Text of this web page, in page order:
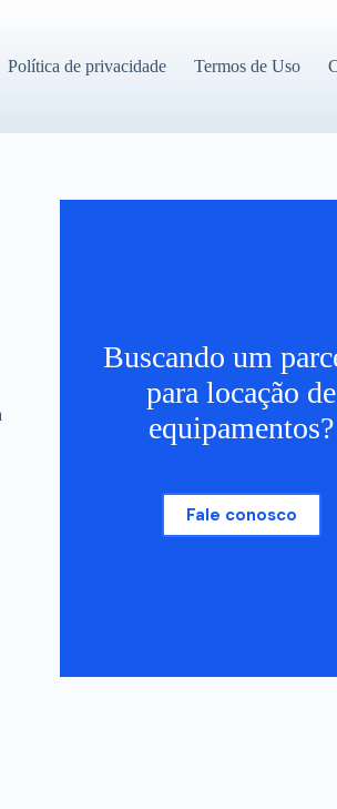
Política de privacidade Termos de Uso
Buscando um
para locação de
equipamentos?
Fale conosco